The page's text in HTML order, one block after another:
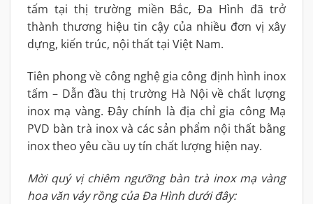
tấm tại thị trường miền Bắc, Đa Hình đã trở
thành thương hiệu tin cậy của nhiều đơn vị xây
dựng, kiến trúc, nội thất tại Việt Nam.
Tiên phong về công nghệ gia công định hình inox
tấm – Dẫn đầu thị trường Hà Nội về chất lượng
inox mạ vàng. Đây chính là địa chỉ gia công Mạ
PVD bàn trà inox và các sản phẩm nội thất bằng
inox theo yêu cầu uy tín chất lượng hiện nay.
Mời quý vị chiêm ngưỡng bàn trà inox mạ vàng
hoa văn vảy rồng của Đa Hình dưới đây: